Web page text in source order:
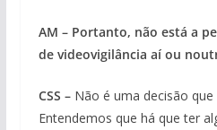
AM – Portanto, não está a
de videovigilância aí ou
CSS –Não é uma decisão que
Entendemos que há que ter